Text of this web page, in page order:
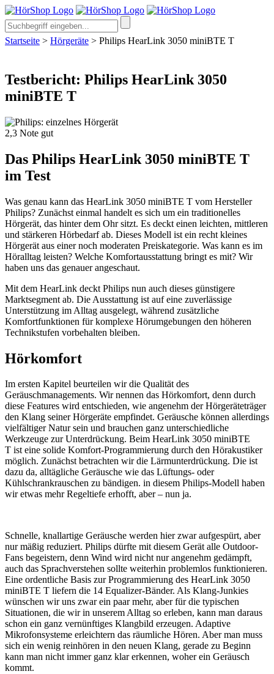
Startseite > Hörgeräte > Philips HearLink 3050 miniBTE T
Testbericht: Philips HearLink 3050
miniBTE T
2,3 Note gut
Das Philips HearLink 3050 miniBTE T
im Test
Was genau kann das HearLink 3050 miniBTE T vom Hersteller
Philips? Zunächst einmal handelt es sich um ein traditionelles
Hörgerät, das hinter dem Ohr sitzt. Es deckt einen leichten, mittleren
und stärkeren Hörbedarf ab. Dieses Modell ist ein recht kleines
Hörgerät aus einer noch moderaten Preiskategorie. Was kann es im
Höralltag leisten? Welche Komfortausstattung bringt es mit? Wir
haben uns das genauer angeschaut.
Mit dem HearLink deckt Philips nun auch dieses günstigere
Marktsegment ab. Die Ausstattung ist auf eine zuverlässige
Unterstützung im Alltag ausgelegt, während zusätzliche
Komfortfunktionen für komplexe Hörumgebungen den höheren
Technikstufen vorbehalten bleiben.
Hörkomfort
Im ersten Kapitel beurteilen wir die Qualität des
Geräuschmanagements. Wir nennen das Hörkomfort, denn durch
diese Features wird entschieden, wie angenehm der Hörgeräteträger
den Klang seiner Hörgeräte empfindet. Geräusche können allerdings
vielfältiger Natur sein und brauchen ganz unterschiedliche
Werkzeuge zur Unterdrückung. Beim HearLink 3050 miniBTE
T ist eine solide Komfort-Programmierung durch den Hörakustiker
möglich. Zunächst betrachten wir die Lärmunterdrückung. Die ist
dazu da, alltägliche Geräusche wie das Lüftungs- oder
Kühlschrankrauschen zu bändigen. in diesem Philips-Modell haben
wir etwas mehr Regeltiefe erhofft, aber – nun ja.
Schnelle, knallartige Geräusche werden hier zwar aufgespürt, aber
nur mäßig reduziert. Philips dürfte mit diesem Gerät alle Outdoor-
Fans begeistern, denn Wind wird nicht nur angenehm gedämpft,
auch das Sprachverstehen sollte weiterhin problemlos funktionieren.
Eine ordentliche Basis zur Programmierung des HearLink 3050
miniBTE T liefern die 14 Equalizer-Bänder. Als Klang-Junkies
wünschen wir uns zwar ein paar mehr, aber für die typischen
Situationen, die wir in unserem Alltag so erleben, kann man daraus
schon ein ganz vernünftiges Klangbild erzeugen. Adaptive
Mikrofonsysteme erleichtern das räumliche Hören. Aber man muss
sich ein wenig reinhören in den neuen Klang, gerade zu Beginn
kann man nicht immer ganz klar erkennen, woher ein Geräusch
kommt.